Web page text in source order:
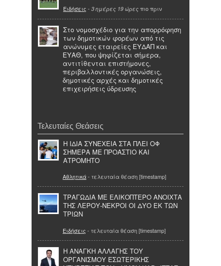
Ειδήσεις - 3 ημέρες 19 ώρες πιο πριν
Στο νομοσχέδιο για την απορρόφηση
των δημοτικών φορέων από τις
ανώνυμες εταιρείες ΕΥΔΑΠ και
ΕΥΑΘ, που ψηφίζεται σήμερα,
αντιτίθενται επιστήμονες,
περιβαλλοντικές οργανώσεις,
δημοτικές αρχές και δημοτικές
επιχειρήσεις ύδρευσης
Τελευταίες Θεάσεις
Η ΙΔΙΑ ΣΥΝΕΧΕΙΑ ΣΤΑ ΠΛΕΙ ΟΦ
ΣΗΜΕΡΑ ΜΕ ΠΡΟΑΣΤΙΟ ΚΑΙ
ΑΤΡΟΜΗΤΟ
Αθλητικά- τελευταία θέαση [timestamp]
ΤΡΑΓΩΔΙΑ ΜΕ ΕΛΙΚΟΠΤΕΡΟ ΑΝΟΙΧΤΑ
ΤΗΣ ΛΕΡΟΥ-ΝΕΚΡΟΙ ΟΙ ΔΥΟ ΕΚ ΤΩΝ
ΤΡΙΩΝ
Ειδήσεις - τελευταία θέαση [timestamp]
Η ΑΝΑΓΚΗ ΑΛΛΑΓΗΣ ΤΟΥ
ΟΡΓΑΝΙΣΜΟΥ ΕΣΩΤΕΡΙΚΗΣ